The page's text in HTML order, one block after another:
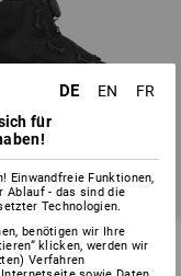
mid
DE EN
FR
für
Einwandfreie Funktionen,
Ablauf - das sind die
Technologien.
benötigen wir Ihre
klicken, werden wir
Verfahren